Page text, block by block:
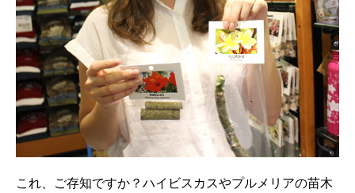
これ、ご存知ですか？ハイビスカスやプルメリアの苗木